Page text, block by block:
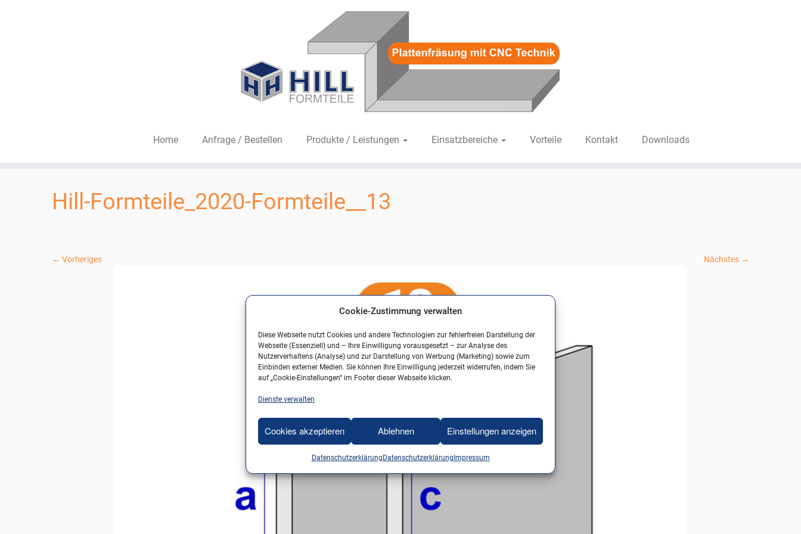
Cookie-Zustimmung verwalten
Diese Webseite nutzt Cookies und andere Technologien zur fehlerfreien Darstellung der
Webseite (Essenziell) und – Ihre Einwilligung vorausgesetzt – zur Analyse des
Nutzerverhaltens (Analyse) und zur Darstellung von Werbung (Marketing) sowie zum
Einbinden externer Medien. Sie können Ihre Einwilligung jederzeit widerrufen, indem Sie
auf „Cookie-Einstellungen“ im Footer dieser Webseite klicken.
Dienste verwalten
Cookies akzeptieren Ablehnen Einstellungen anzeigen
DatenschutzerklärungDatenschutzerklärungImpressum
Home Anfrage / Bestellen Produkte / Leistungen Einsatzbereiche Vorteile Kontakt Downloads
Hill-Formteile_2020-Formteile__13
← Vorheriges Nächstes →